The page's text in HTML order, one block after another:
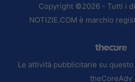
Copyright ©2026 - Tutti i
NOTIZIE.COM è marchio
Le attività pubblicitarie su
theCoreAdv